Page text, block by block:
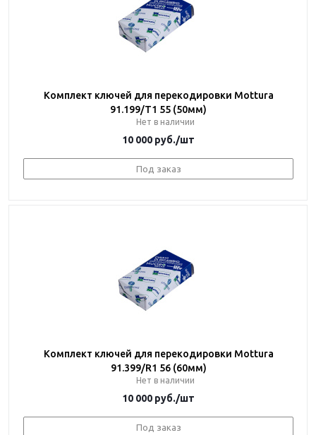
Комплект ключей для перекодировки Mottura
91.199/T1 55 (50мм)
Нет в наличии
10 000 руб./шт
Под заказ
Комплект ключей для перекодировки Mottura
91.399/R1 56 (60мм)
Нет в наличии
10 000 руб./шт
Под заказ